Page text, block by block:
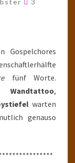
3
Gospelchores
fünf Worte.
Wandtattoo,
warten
genauso